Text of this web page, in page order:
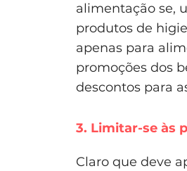
alimentação se,
produtos de
apenas para
promoções dos
descontos para
3. Limitar-se às
Claro que deve